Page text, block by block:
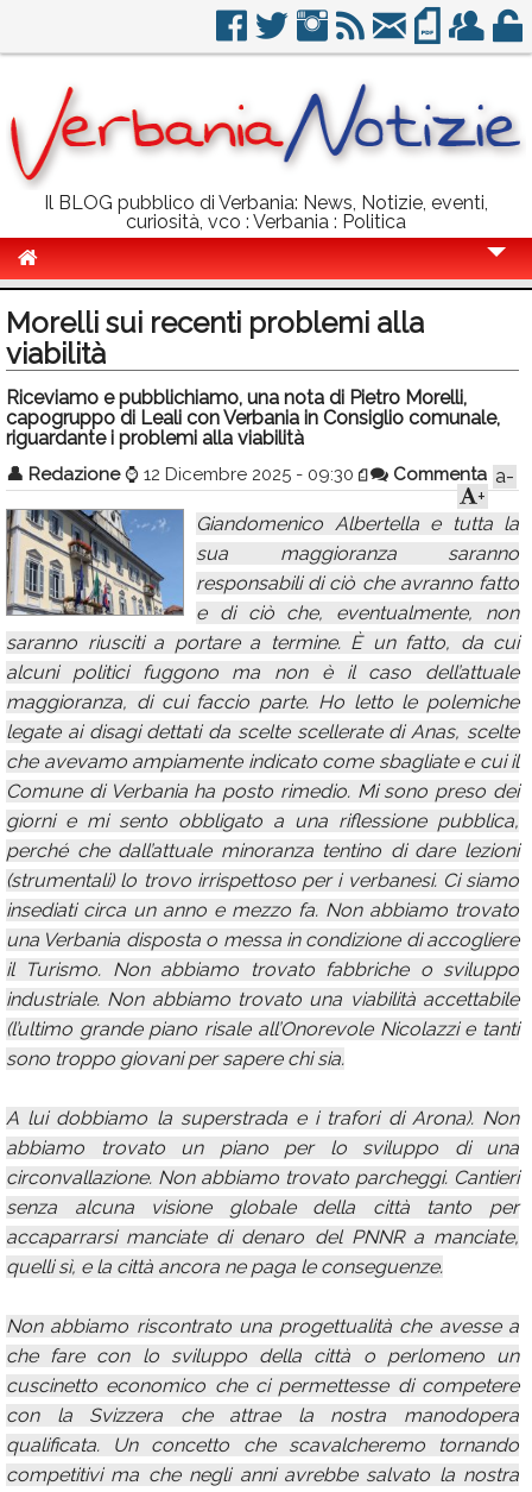
Il BLOG pubblico di Verbania: News, Notizie, eventi,
curiosità, vco : Verbania : Politica
Politica
Sport
Eventi
Info Utili
Rubriche
Calendario
Annunci
Morelli sui recenti problemi alla
viabilità
Riceviamo e pubblichiamo, una nota di Pietro Morelli,
capogruppo di Leali con Verbania in Consiglio comunale,
riguardante i problemi alla viabilità
👤 Redazione ⌚ 12 Dicembre 2025 - 09:30 Commenta a-
+
Giandomenico Albertella e tutta la
sua maggioranza saranno
responsabili di ciò che avranno fatto
e di ciò che, eventualmente, non
saranno riusciti a portare a termine. È un fatto, da cui
alcuni politici fuggono ma non è il caso dell’attuale
maggioranza, di cui faccio parte. Ho letto le polemiche
legate ai disagi dettati da scelte scellerate di Anas, scelte
che avevamo ampiamente indicato come sbagliate e cui il
Comune di Verbania ha posto rimedio. Mi sono preso dei
giorni e mi sento obbligato a una riflessione pubblica,
perché che dall’attuale minoranza tentino di dare lezioni
(strumentali) lo trovo irrispettoso per i verbanesi. Ci siamo
insediati circa un anno e mezzo fa. Non abbiamo trovato
una Verbania disposta o messa in condizione di accogliere
il Turismo. Non abbiamo trovato fabbriche o sviluppo
industriale. Non abbiamo trovato una viabilità accettabile
(l’ultimo grande piano risale all’Onorevole Nicolazzi e tanti
sono troppo giovani per sapere chi sia.
A lui dobbiamo la superstrada e i trafori di Arona). Non
abbiamo trovato un piano per lo sviluppo di una
circonvallazione. Non abbiamo trovato parcheggi. Cantieri
senza alcuna visione globale della città tanto per
accaparrarsi manciate di denaro del PNNR a manciate,
quelli sì, e la città ancora ne paga le conseguenze.
Non abbiamo riscontrato una progettualità che avesse a
che fare con lo sviluppo della città o perlomeno un
cuscinetto economico che ci permettesse di competere
con la Svizzera che attrae la nostra manodopera
qualificata. Un concetto che scavalcheremo tornando
competitivi ma che negli anni avrebbe salvato la nostra